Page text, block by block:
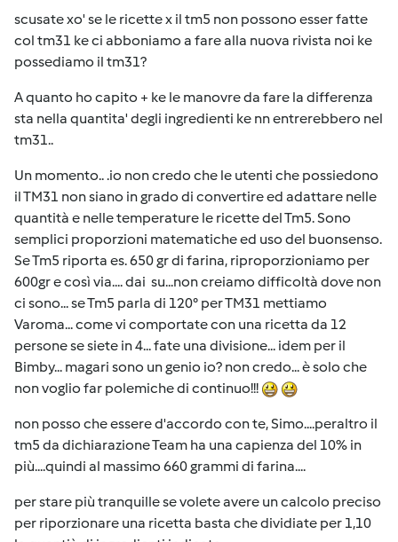
scusate xo' se le ricette x il tm5 non possono esser fatte
col tm31 ke ci abboniamo a fare alla nuova rivista noi ke
possediamo il tm31?
A quanto ho capito + ke le manovre da fare la differenza
sta nella quantita' degli ingredienti ke nn entrerebbero nel
tm31..
Un momento.. .io non credo che le utenti che possiedono
il TM31 non siano in grado di convertire ed adattare nelle
quantità e nelle temperature le ricette del Tm5. Sono
semplici proporzioni matematiche ed uso del buonsenso.
Se Tm5 riporta es. 650 gr di farina, riproporzioniamo per
600gr e così via.... dai su...non creiamo difficoltà dove non
ci sono... se Tm5 parla di 120° per TM31 mettiamo
Varoma... come vi comportate con una ricetta da 12
persone se siete in 4... fate una divisione... idem per il
Bimby... magari sono un genio io? non credo... è solo che
non voglio far polemiche di continuo!!!
non posso che essere d'accordo con te, Simo....peraltro il
tm5 da dichiarazione Team ha una capienza del 10% in
più....quindi al massimo 660 grammi di farina....
per stare più tranquille se volete avere un calcolo preciso
per riporzionare una ricetta basta che dividiate per 1,10